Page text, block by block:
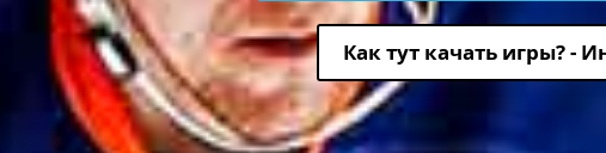
Как тут качать игры? -